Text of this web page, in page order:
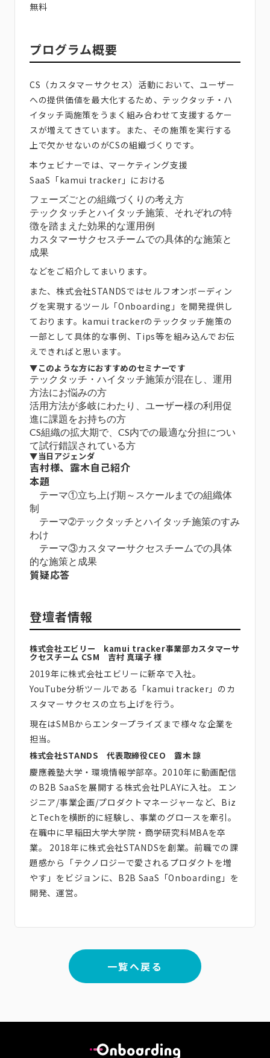
無料
プログラム概要
CS（カスタマーサクセス）活動において、ユーザー
への提供価値を最大化するため、テックタッチ・ハ
イタッチ両施策をうまく組み合わせて支援するケー
スが増えてきています。また、その施策を実行する
上で欠かせないのがCSの組織づくりです。
本ウェビナーでは、マーケティング支援
SaaS「kamui tracker」における
フェーズごとの組織づくりの考え方
テックタッチとハイタッチ施策、それぞれの特
徴を踏まえた効果的な運用例
カスタマーサクセスチームでの具体的な施策と
成果
などをご紹介してまいります。
また、株式会社STANDSではセルフオンボーディン
グを実現するツール「Onboarding」を開発提供し
ております。kamui trackerのテックタッチ施策の
一部として具体的な事例、Tips等を組み込んでお伝
えできればと思います。
▼このような方におすすめのセミナーです
テックタッチ・ハイタッチ施策が混在し、運用
方法にお悩みの方
活用方法が多岐にわたり、ユーザー様の利用促
進に課題をお持ちの方
CS組織の拡大期で、CS内での最適な分担につい
て試行錯誤されている方
▼当日アジェンダ
吉村様、露木自己紹介
本題
テーマ①立ち上げ期～スケールまでの組織体
制
テーマ➁テックタッチとハイタッチ施策のすみ
わけ
テーマ③カスタマーサクセスチームでの具体
的な施策と成果
質疑応答
登壇者情報
株式会社エビリー kamui tracker事業部カスタマーサ
クセスチーム CSM 吉村 真璃子 様
2019年に株式会社エビリーに新卒で入社。
YouTube分析ツールである「kamui tracker」のカ
スタマーサクセスの立ち上げを行う。
現在はSMBからエンタープライズまで様々な企業を
担当。
株式会社STANDS 代表取締役CEO 露木 諒
慶應義塾大学・環境情報学部卒。2010年に動画配信
のB2B SaaSを展開する株式会社PLAYに入社。 エン
ジニア/事業企画/プロダクトマネージャーなど、Biz
とTechを横断的に経験し、事業のグロースを牽引。
在職中に早稲田大学大学院・商学研究科MBAを卒
業。 2018年に株式会社STANDSを創業。前職での課
題感から「テクノロジーで愛されるプロダクトを増
やす」をビジョンに、B2B SaaS「Onboarding 」を
開発、運営。
一覧へ戻る